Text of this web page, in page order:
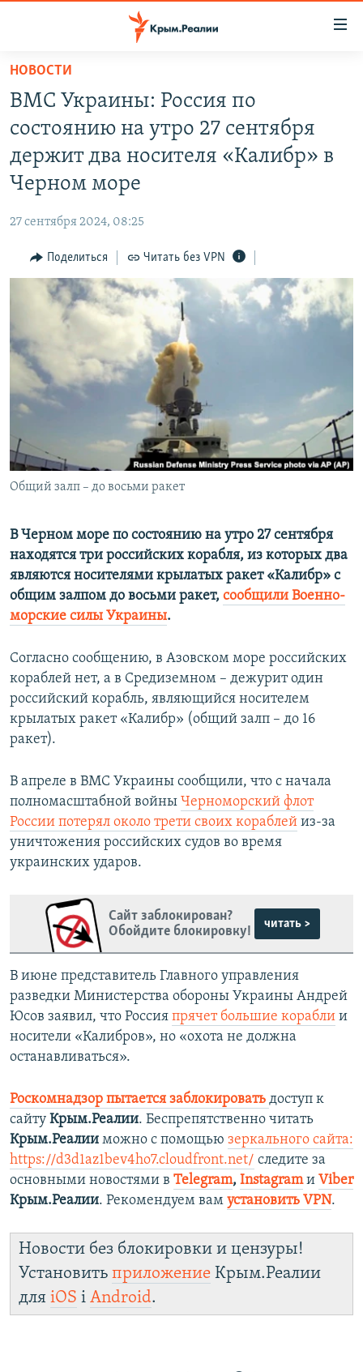
Вернуться
основному
содержанию
главной
Вернутся
поиску
СПЕЦПРОЕКТЫ
ИСТОРИЯ
ИНТЕРАКТИВ
ИНФОГРАФИКА
ТЕЛЕПРОЕКТ КРЫМ.РЕАЛИИ
СОВЕТЫ ПРАВОЗАЩИТНИКОВ
ПРОПАВШИЕ БЕЗ ВЕСТИ
ПОБЕДИТЕЛЕЙ НЕ СУДЯТ?
КРЫМ.НЕПОКОРЕННЫЙ
УКРАИНСКАЯ ПРОБЛЕМА КРЫМА
РАДІО СВОБОДА
КАК ОБОЙТИ БЛОКИРОВКУ
Українською
Qırımtatar
ПРИСОЕДИНЯЙТЕСЬ!
Все сайты RFE/RL
НОВОСТИ
ВМС Украины: Россия по
состоянию на утро 27 сентября
держит два носителя «Калибр» в
Черном море
27 сентября 2024, 08:25
Поделиться Читать без VPN
Общий залп – до восьми ракет
В Черном море по состоянию на утро 27 сентября
находятся три российских корабля, из которых два
являются носителями крылатых ракет «Калибр» с
общим залпом до восьми ракет, сообщили Военно-
морские силы Украины.
Согласно сообщению, в Азовском море российских
кораблей нет, а в Средиземном – дежурит один
российский корабль, являющийся носителем
крылатых ракет «Калибр» (общий залп – до 16
ракет).
В апреле в ВМС Украины сообщили, что с начала
полномасштабной войны Черноморский флот
России потерял около трети своих кораблей из-за
уничтожения российских судов во время
украинских ударов.
Сайт заблокирован?
Обойдите блокировку!
читать >
В июне представитель Главного управления
разведки Министерства обороны Украины Андрей
Юсов заявил, что Россия прячет большие корабли и
носители «Калибров», но «охота не должна
останавливаться».
Роскомнадзор пытается заблокировать доступ к
сайту Крым.Реалии. Беспрепятственно читать
Крым.Реалии можно с помощью зеркального сайта:
https://d3d1az1bev4ho7.cloudfront.net/ следите за
основными новостями в Telegram, Instagramи Viber
Крым.Реалии. Рекомендуем вам установить VPN.
Новости без блокировки и цензуры!
Установить приложение Крым.Реалии
для iOS і Android.